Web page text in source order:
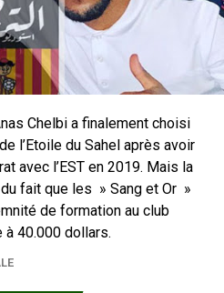
Chelbi a finalement choisi
l’Etoile du Sahel après avoir
avec l’EST en 2019. Mais la
fait que les » Sang et Or »
de formation au club
à 40.000 dollars.